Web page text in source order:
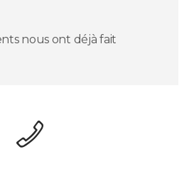
nous ont déjà fait